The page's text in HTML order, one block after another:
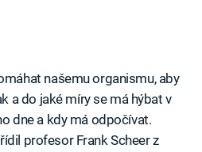
našemu organismu, aby
a do jaké míry se má hýbat v
dne a kdy má odpočívat.
profesor Frank Scheer z